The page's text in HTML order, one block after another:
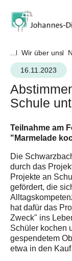
... Wir über uns
16.11.2023
Schule
Teilnahme am
"Marmelade
Die
durch das
Projekte an
gefördert, die
hat dafür das
Zweck" ins
Schüler kochen
gespendetem
etwa in den